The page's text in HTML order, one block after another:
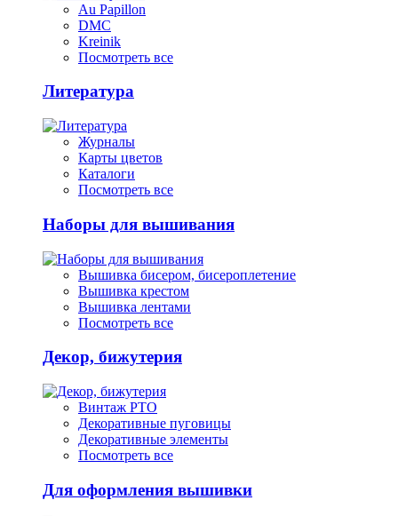
Au Papillon
DMC
Kreinik
Посмотреть все
Литература
Журналы
Карты цветов
Каталоги
Посмотреть все
Наборы для вышивания
Вышивка бисером, бисероплетение
Вышивка крестом
Вышивка лентами
Посмотреть все
Декор, бижутерия
Винтаж РТО
Декоративные пуговицы
Декоративные элементы
Посмотреть все
Для оформления вышивки